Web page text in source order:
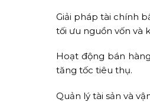
Giải pháp tài chính
tối ưu nguồn vốn và
Hoạt động bán
tăng tốc tiêu thụ.
Quản lý tài sản và